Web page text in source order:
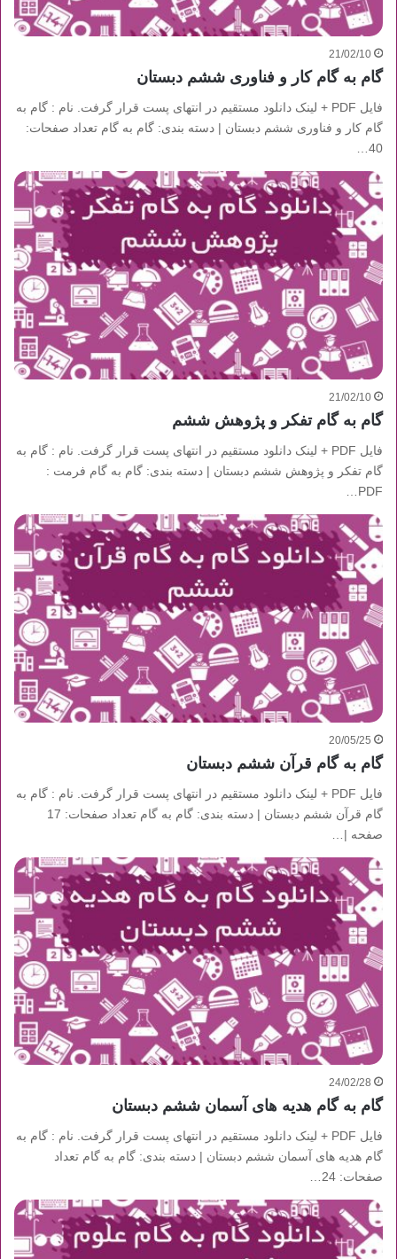
21/02/10
گام به گام کار و فناوری ششم دبستان
فایل PDF + لینک دانلود مستقیم در انتهای پست قرار گرفت. نام : گام به
گام کار و فناوری ششم دبستان | دسته بندی: گام به گام تعداد صفحات:
40…
21/02/10
گام به گام تفکر و پژوهش ششم
فایل PDF + لینک دانلود مستقیم در انتهای پست قرار گرفت. نام : گام به
گام تفکر و پژوهش ششم دبستان | دسته بندی: گام به گام فرمت :
PDF…
20/05/25
گام به گام قرآن ششم دبستان
فایل PDF + لینک دانلود مستقیم در انتهای پست قرار گرفت. نام : گام به
گام قرآن ششم دبستان | دسته بندی: گام به گام تعداد صفحات: 17
صفحه |…
24/02/28
گام به گام هدیه های آسمان ششم دبستان
فایل PDF + لینک دانلود مستقیم در انتهای پست قرار گرفت. نام : گام به
گام هدیه های آسمان ششم دبستان | دسته بندی: گام به گام تعداد
صفحات: 24…